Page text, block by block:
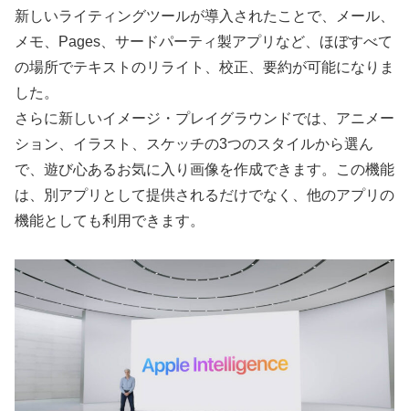
新しいライティングツールが導入されたことで、メール、
メモ、Pages、サードパーティ製アプリなど、ほぼすべて
の場所でテキストのリライト、校正、要約が可能になりま
した。
さらに新しいイメージ・プレイグラウンドでは、アニメー
ション、イラスト、スケッチの3つのスタイルから選ん
で、遊び心あるお気に入り画像を作成できます。この機能
は、別アプリとして提供されるだけでなく、他のアプリの
機能としても利用できます。